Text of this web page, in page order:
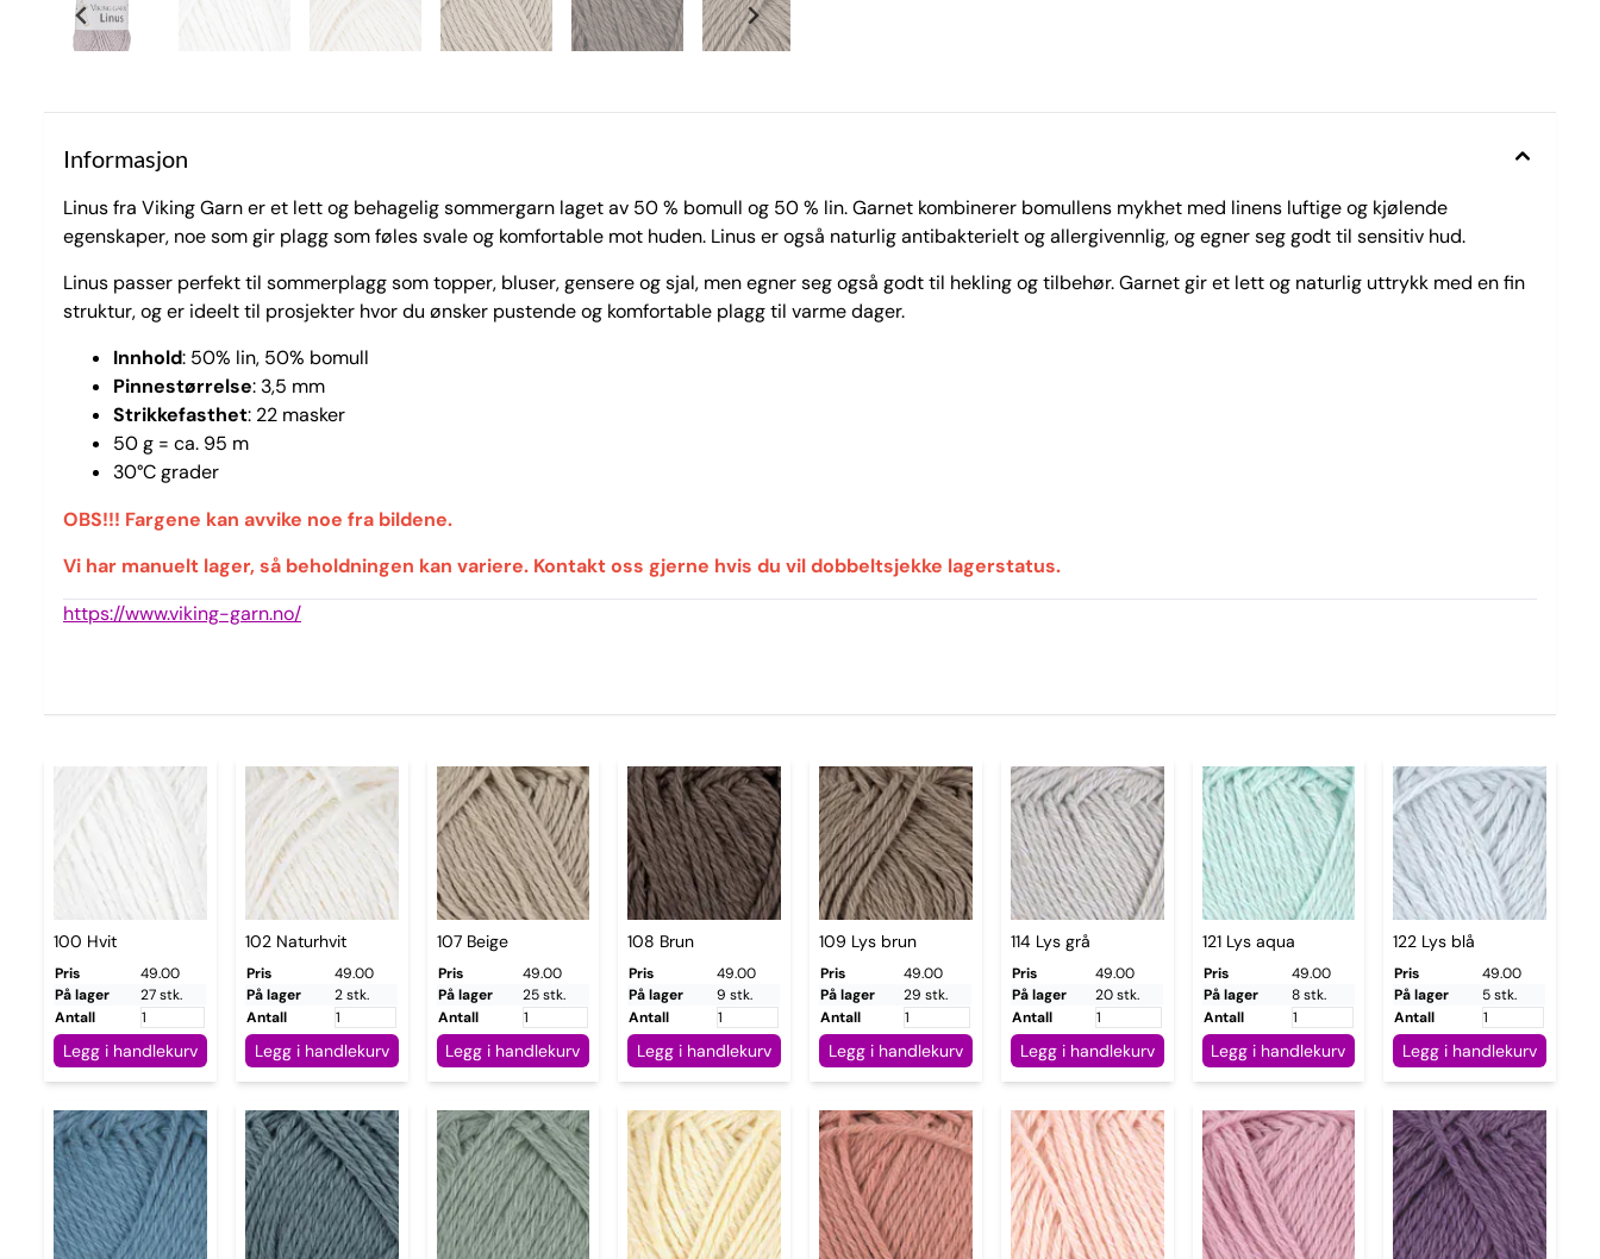
Informasjon
Linus fra Viking Garn er et lett og behagelig sommergarn laget av 50 % bomull og 50 % lin. Garnet kombinerer bomullens mykhet med linens luftige og kjølende
egenskaper, noe som gir plagg som føles svale og komfortable mot huden. Linus er også naturlig antibakterielt og allergivennlig, og egner seg godt til sensitiv hud.
Linus passer perfekt til sommerplagg som topper, bluser, gensere og sjal, men egner seg også godt til hekling og tilbehør. Garnet gir et lett og naturlig uttrykk med en fin
struktur, og er ideelt til prosjekter hvor du ønsker pustende og komfortable plagg til varme dager.
Innhold: 50% lin, 50% bomull
Pinnestørrelse: 3,5 mm
Strikkefasthet: 22 masker
50 g = ca. 95 m
30°C grader
OBS!!! Fargene kan avvike noe fra bildene.
Vi har manuelt lager, så beholdningen kan variere. Kontakt oss gjerne hvis du vil dobbeltsjekke lagerstatus.
https://www.viking-garn.no/
100 Hvit
Pris
49.00
På lager
27 stk.
Antall
Legg i handlekurv
102 Naturhvit
Pris
49.00
På lager
2 stk.
Antall
Legg i handlekurv
107 Beige
Pris
49.00
På lager
25 stk.
Antall
Legg i handlekurv
108 Brun
Pris
49.00
På lager
9 stk.
Antall
Legg i handlekurv
109 Lys brun
Pris
49.00
På lager
29 stk.
Antall
Legg i handlekurv
114 Lys grå
Pris
49.00
På lager
20 stk.
Antall
Legg i handlekurv
121 Lys aqua
Pris
49.00
På lager
8 stk.
Antall
Legg i handlekurv
122 Lys blå
Pris
49.00
På lager
5 stk.
Antall
Legg i handlekurv